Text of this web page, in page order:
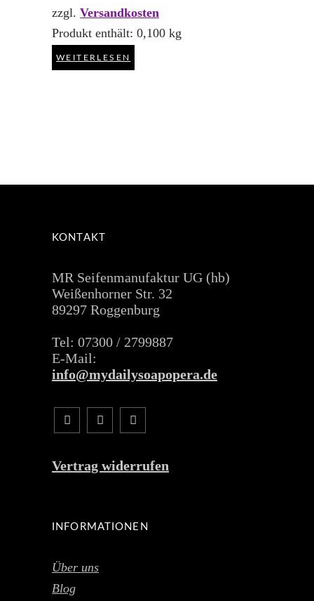
zzgl. Versandkosten
Produkt enthält: 0,100 kg
WEITERLESEN
KONTAKT
MR Seifenmanufaktur UG (hb)
Weißenhorner Str. 32
89297 Roggenburg
Tel: 07300 / 2799887
E-Mail:
info@mydailysoapopera.de
Vertrag widerrufen
INFORMATIONEN
Über uns
Blog